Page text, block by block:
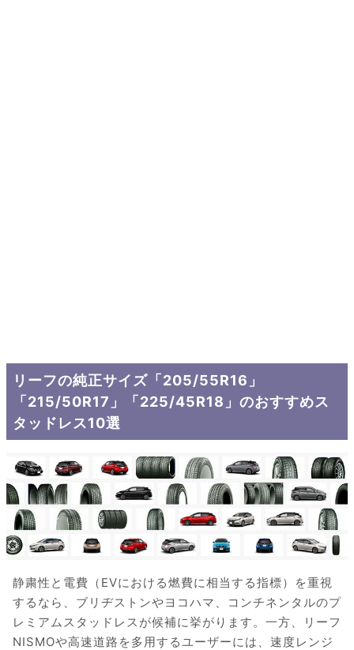
リーフの純正サイズ「205/55R16」
「215/50R17」「225/45R18」のおすすめス
タッドレス10選
静粛性と電費（EVにおける燃費に相当する指標）を重視
するなら、ブリヂストンやヨコハマ、コンチネンタルのプ
レミアムスタッドレスが候補に挙がります。一方、リーフ
NISMOや高速道路を多用するユーザーには、速度レンジ